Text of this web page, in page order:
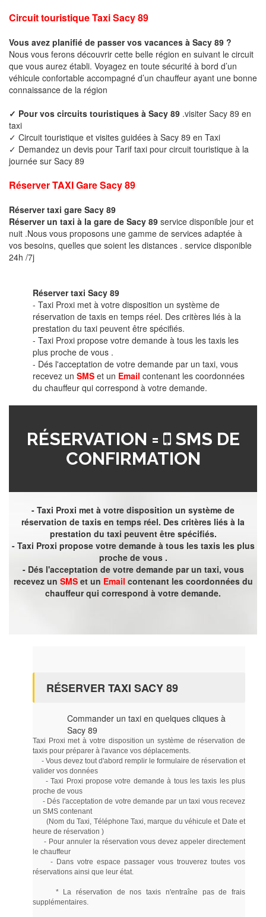
Circuit touristique Taxi Sacy 89
Vous avez planifié de passer vos vacances à Sacy 89 ?
Nous vous ferons découvrir cette belle région en suivant le circuit
que vous aurez établi. Voyagez en toute sécurité à bord d’un
véhicule confortable accompagné d’un chauffeur ayant une bonne
connaissance de la région
✓ Pour vos circuits touristiques à Sacy 89 .visiter Sacy 89 en
taxi
✓ Circuit touristique et visites guidées à Sacy 89 en Taxi
✓ Demandez un devis pour Tarif taxi pour circuit touristique à la
journée sur Sacy 89
Réserver TAXI Gare Sacy 89
Réserver taxi gare Sacy 89
Réserver un taxi à la gare de Sacy 89 service disponible jour et
nuit .Nous vous proposons une gamme de services adaptée à
vos besoins, quelles que soient les distances . service disponible
24h /7j
Réserver taxi Sacy 89
- Taxi Proxi met à votre disposition un système de
réservation de taxis en temps réel. Des critères liés à la
prestation du taxi peuvent être spécifiés.
- Taxi Proxi propose votre demande à tous les taxis les
plus proche de vous .
- Dés l'acceptation de votre demande par un taxi, vous
recevez un SMS et un Email contenant les coordonnées
du chauffeur qui correspond à votre demande.
RÉSERVATION =
SMS DE
CONFIRMATION
- Taxi Proxi met à votre disposition un système de
réservation de taxis en temps réel. Des critères liés à la
prestation du taxi peuvent être spécifiés.
- Taxi Proxi propose votre demande à tous les taxis les plus
proche de vous .
- Dés l'acceptation de votre demande par un taxi, vous
recevez un SMSet un Email contenant les coordonnées du
chauffeur qui correspond à votre demande.
RÉSERVER TAXI SACY 89
Commander un taxi en quelques cliques à
Sacy 89
Taxi Proxi met à votre disposition un système de réservation de
taxis pour préparer à l'avance vos déplacements.
- Vous devez tout d'abord remplir le formulaire de réservation et
valider vos données
- Taxi Proxi propose votre demande à tous les taxis les plus
proche de vous
- Dés l'acceptation de votre demande par un taxi vous recevez
un SMS contenant
(Nom du Taxi, Téléphone Taxi, marque du véhicule et Date et
heure de réservation )
- Pour annuler la réservation vous devez appeler directement
le chauffeur
- Dans votre espace passager vous trouverez toutes vos
réservations ainsi que leur état.
* La réservation de nos taxis n'entraîne pas de frais
supplémentaires.